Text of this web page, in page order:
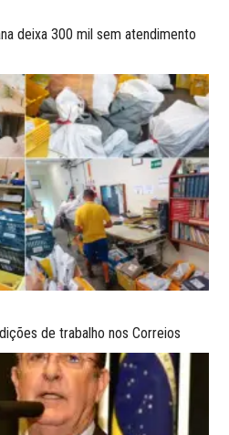
deixa 300 mil sem atendimento
de trabalho nos Correios